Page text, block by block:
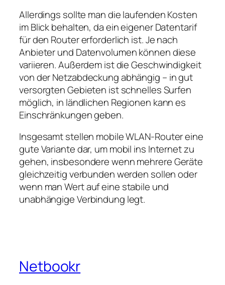
Allerdings sollte man die laufenden Kosten
im Blick behalten, da ein eigener Datentarif
für den Router erforderlich ist. Je nach
Anbieter und Datenvolumen können diese
variieren. Außerdem ist die Geschwindigkeit
von der Netzabdeckung abhängig – in gut
versorgten Gebieten ist schnelles Surfen
möglich, in ländlichen Regionen kann es
Einschränkungen geben.
Insgesamt stellen mobile WLAN‑Router eine
gute Variante dar, um mobil ins Internet zu
gehen, insbesondere wenn mehrere Geräte
gleichzeitig verbunden werden sollen oder
wenn man Wert auf eine stabile und
unabhängige Verbindung legt.
Netbookr